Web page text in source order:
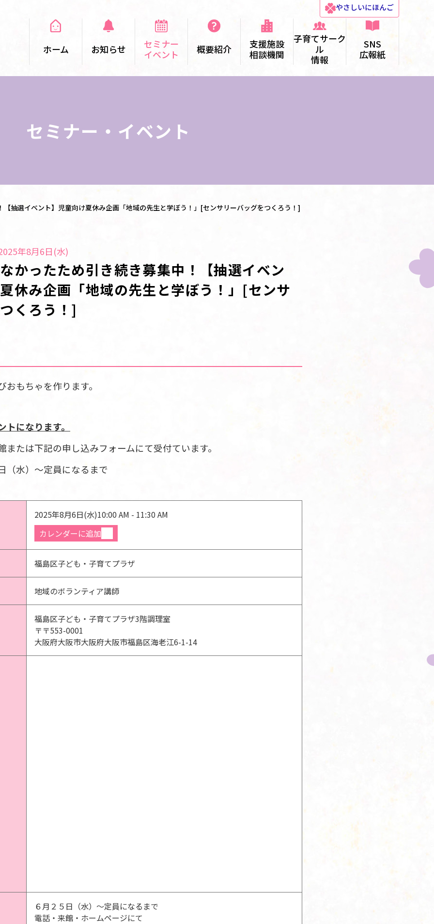
やさしいにほんご
ホーム お知らせ
セミナー
イベント
概要紹介
支援施設
相談機関
子育てサーク
ル
情報
SNS
広報紙
セミナー・イベント
抽選イベント】児童向け夏休み企画「地域の先生と学ぼう！」[センサリーバッグをつくろう！]
年8月6日(水)
かったため引き続き募集中！【抽選イベン
休み企画「地域の先生と学ぼう！」[センサ
くろう！]
もちゃを作ります。
になります。
または下記の申し込みフォームにて受付ています。
（水）～定員になるまで
2025年8月6日(水)10:00 AM - 11:30 AM
カレンダーに追加
福島区子ども・子育てプラザ
地域のボランティア講師
福島区子ども・子育てプラザ3階調理室
〒〒553-0001
大阪府大阪市大阪府大阪市福島区海老江6-1-14
６月２５日（水）～定員になるまで
電話・来館・ホームページにて